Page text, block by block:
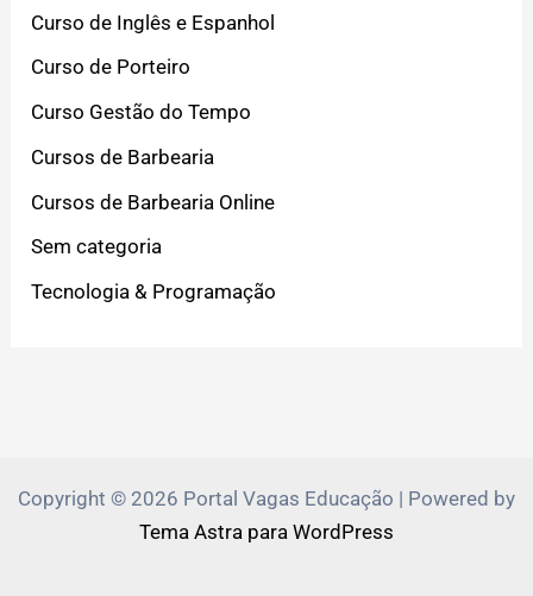
Curso de Inglês e Espanhol
Curso de Porteiro
Curso Gestão do Tempo
Cursos de Barbearia
Cursos de Barbearia Online
Sem categoria
Tecnologia & Programação
Copyright © 2026 Portal Vagas Educação | Powered by
Tema Astra para WordPress